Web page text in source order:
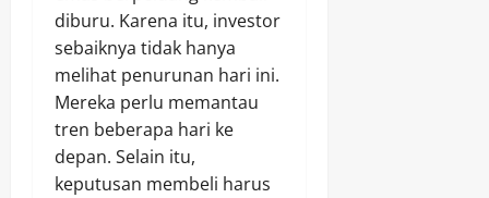
diburu. Karena itu, investor
sebaiknya tidak hanya
melihat penurunan hari ini.
Mereka perlu memantau
tren beberapa hari ke
depan. Selain itu,
keputusan membeli harus